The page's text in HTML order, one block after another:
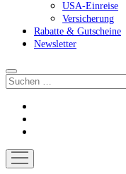
USA-Einreise
Versicherung
Rabatte & Gutscheine
Newsletter
Suchen
Menü
öffnen